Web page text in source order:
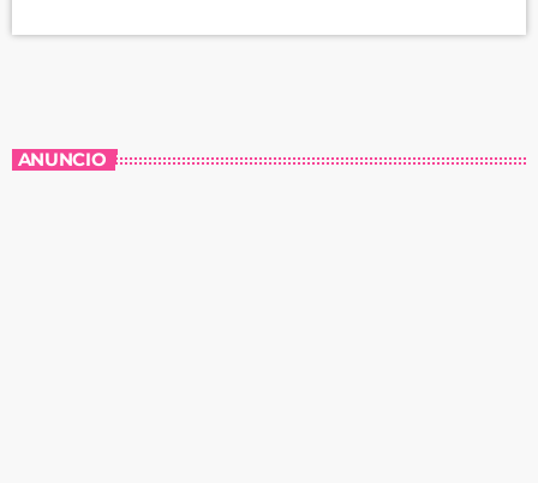
ANUNCIO